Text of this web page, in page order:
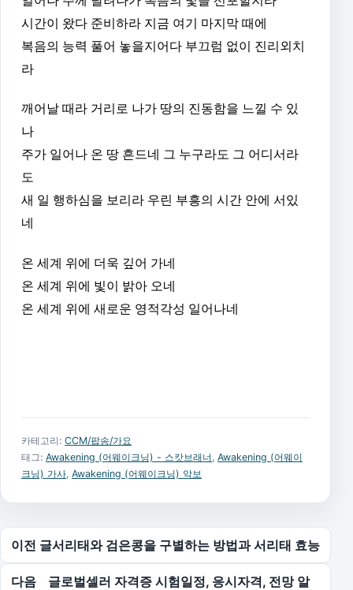
시간이 왔다 준비하라 지금 여기 마지막 때에
복음의 능력 풀어 놓을지어다 부끄럼 없이 진리외치
라
깨어날 때라 거리로 나가 땅의 진동함을 느낄 수 있
나
주가 일어나 온 땅 흔드네 그 누구라도 그 어디서라
도
새 일 행하심을 보리라 우린 부흥의 시간 안에 서있
네
온 세계 위에 더욱 깊어 가네
온 세계 위에 빛이 밝아 오네
온 세계 위에 새로운 영적각성 일어나네
카테고리: CCM/팝송/가요
태그: Awakening (어웨이크닝) - 스캇브래너 Awakening (어웨이
크닝) 가사 Awakening (어웨이크닝) 악보
글 탐색
이전 글서리태와 검은콩을 구별하는 방법과 서리태 효능
다음
글로벌셀러 자격증 시험일정, 응시자격, 전망 알